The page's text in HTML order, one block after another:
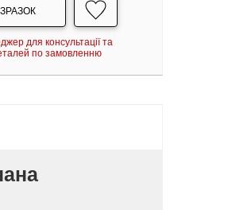
для консультації та
по замовленню